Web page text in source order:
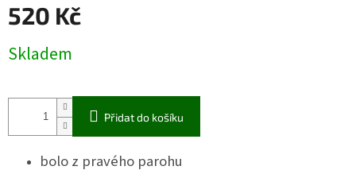
520 Kč
cena:
Skladem
Přidat do košíku
bolo z pravého parohu